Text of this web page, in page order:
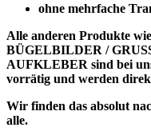
ohne mehrfache
Alle anderen Produkte wie
BÜGELBILDER /
AUFKLEBER sind bei
vorrätig und werden
Wir finden das absolut
alle.